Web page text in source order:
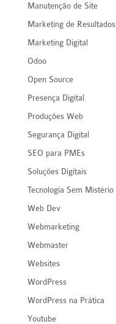
Manutenção de Site
Marketing de Resultados
Marketing Digital
Odoo
Open Source
Presença Digital
Produções Web
Segurança Digital
SEO para PMEs
Soluções Digitais
Tecnologia Sem Mistério
Web Dev
Webmarketing
Webmaster
Websites
WordPress
WordPress na Prática
Youtube